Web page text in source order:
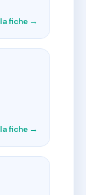
fiche →
fiche →